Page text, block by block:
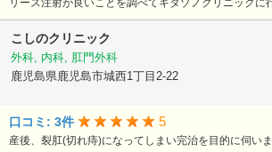
リース注射が良いことを調べてキタゾノクリニックに
こしのクリニック
外科, 内科, 肛門外科
鹿児島県鹿児島市城西1丁目2-22
口コミ: 3件 5
産後、裂肛(切れ痔)になってしまい完治を目的に伺い